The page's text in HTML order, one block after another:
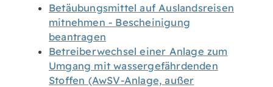
Betäubungsmittel auf Auslandsreisen
mitnehmen - Bescheinigung
beantragen
Betreiberwechsel einer Anlage zum
Umgang mit wassergefährdenden
Stoffen (AwSV-Anlage, außer